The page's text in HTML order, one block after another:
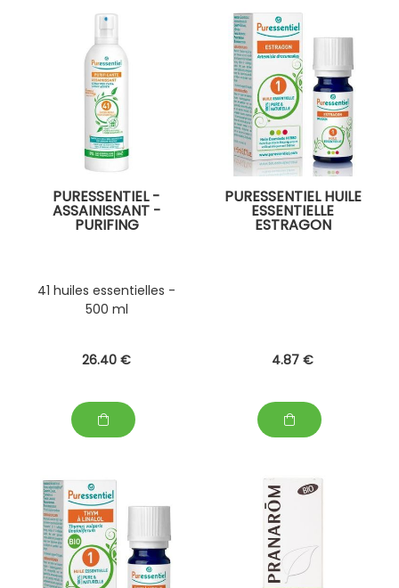
PURESSENTIEL -
ASSAINISSANT -
PURIFING
41 huiles essentielles -
500 ml
26.40 €
PURESSENTIEL HUILE
ESSENTIELLE
ESTRAGON
4.87 €